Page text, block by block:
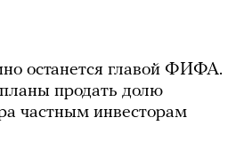
останется главой ФИФА.
продать долю
частным инвесторам